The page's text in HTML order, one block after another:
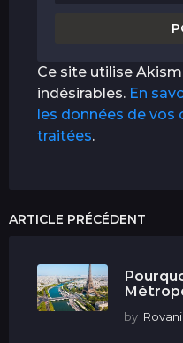
Ce site utilise
indésirables. En
les données de
traitées.
ARTICLE PRÉCÉDENT
by